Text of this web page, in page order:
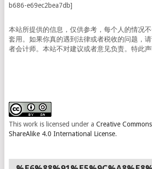
b686-e69ec2bea7db]
本站所提供的信息，仅供参考，每个人的情况
套用。如果你真的遇到法律或者税收的问题，
者会计师。本站不对建议或者意见负责。特此声
This work is licensed under a Creative
ShareAlike 4.0 International License.